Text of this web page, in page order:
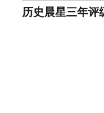
历史晨星三年评